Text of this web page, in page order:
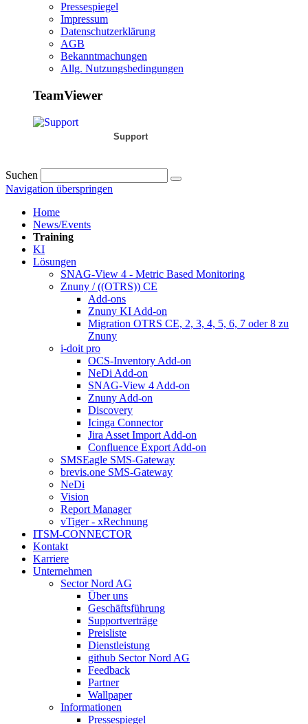
Pressespiegel
Impressum
Datenschutzerklärung
AGB
Bekanntmachungen
Allg. Nutzungsbedingungen
TeamViewer
Support
Suchen
Navigation überspringen
Home
News/Events
Training
KI
Lösungen
SNAG-View 4 - Metric Based Monitoring
Znuny / ((OTRS)) CE
Add-ons
Znuny KI Add-on
Migration OTRS CE, 2, 3, 4, 5, 6, 7 oder 8 zu
Znuny
i-doit pro
OCS-Inventory Add-on
NeDi Add-on
SNAG-View 4 Add-on
Znuny Add-on
Discovery
Icinga Connector
Jira Asset Import Add-on
Confluence Export Add-on
SMSEagle SMS-Gateway
brevis.one SMS-Gateway
NeDi
Vision
Report Manager
vTiger - xRechnung
ITSM-CONNECTOR
Kontakt
Karriere
Unternehmen
Sector Nord AG
Über uns
Geschäftsführung
Supportverträge
Preisliste
Dienstleistung
github Sector Nord AG
Feedback
Partner
Wallpaper
Informationen
Pressespiegel